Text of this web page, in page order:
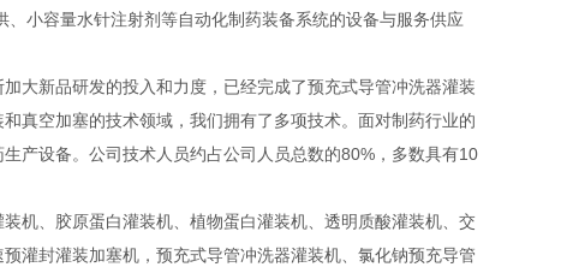
小容量水针注射剂等自动化制药装备系统的设备与服务供应
大新品研发的投入和力度，已经完成了预充式导管冲洗器灌装
真空加塞的技术领域，我们拥有了多项技术。面对制药行业的
产设备。公司技术人员约占公司人员总数的80%，多数具有10
机、胶原蛋白灌装机、植物蛋白灌装机、透明质酸灌装机、交
灌封灌装加塞机，预充式导管冲洗器灌装机、氯化钠预充导管